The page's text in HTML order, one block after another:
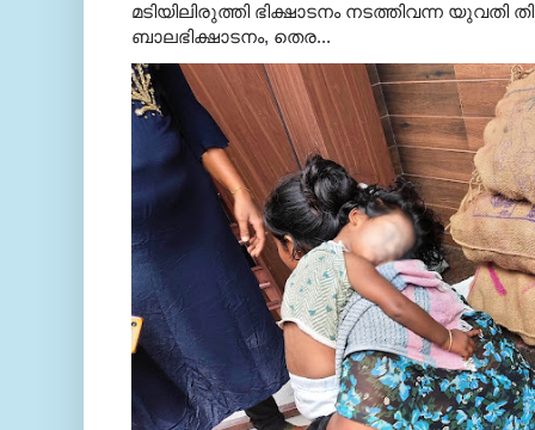
മടിയിലിരുത്തി ഭിക്ഷാടനം നടത്തിവന്ന
ബാലഭിക്ഷാടനം, തെര...